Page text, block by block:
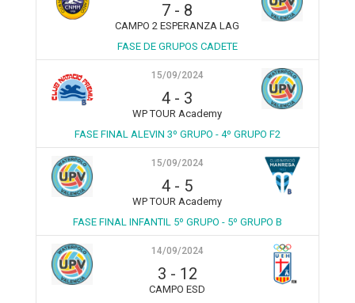
7 - 8
CAMPO 2 ESPERANZA LAG
FASE DE GRUPOS CADETE
15/09/2024
4 - 3
WP TOUR Academy
FASE FINAL ALEVIN 3º GRUPO - 4º GRUPO F2
15/09/2024
4 - 5
WP TOUR Academy
FASE FINAL INFANTIL 5º GRUPO - 5º GRUPO B
14/09/2024
3 - 12
CAMPO ESD